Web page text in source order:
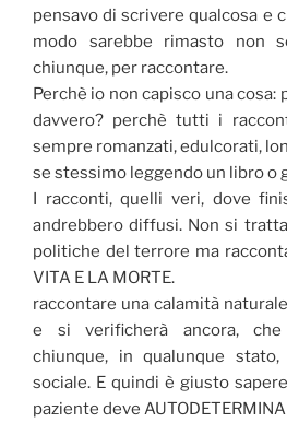
pensavo di scrivere qualcosa e
modo sarebbe rimasto non
chiunque, per raccontare.
Perchè io non capisco una cosa:
davvero? perchè tutti i
sempre romanzati, edulcorati,
se stessimo leggendo un libro o
I racconti, quelli veri, dove
andrebbero diffusi. Non si
politiche del terrore ma
VITA E LA MORTE.
raccontare una calamità
e si verificherà ancora, che
chiunque, in qualunque
sociale. E quindi è giusto
paziente deve